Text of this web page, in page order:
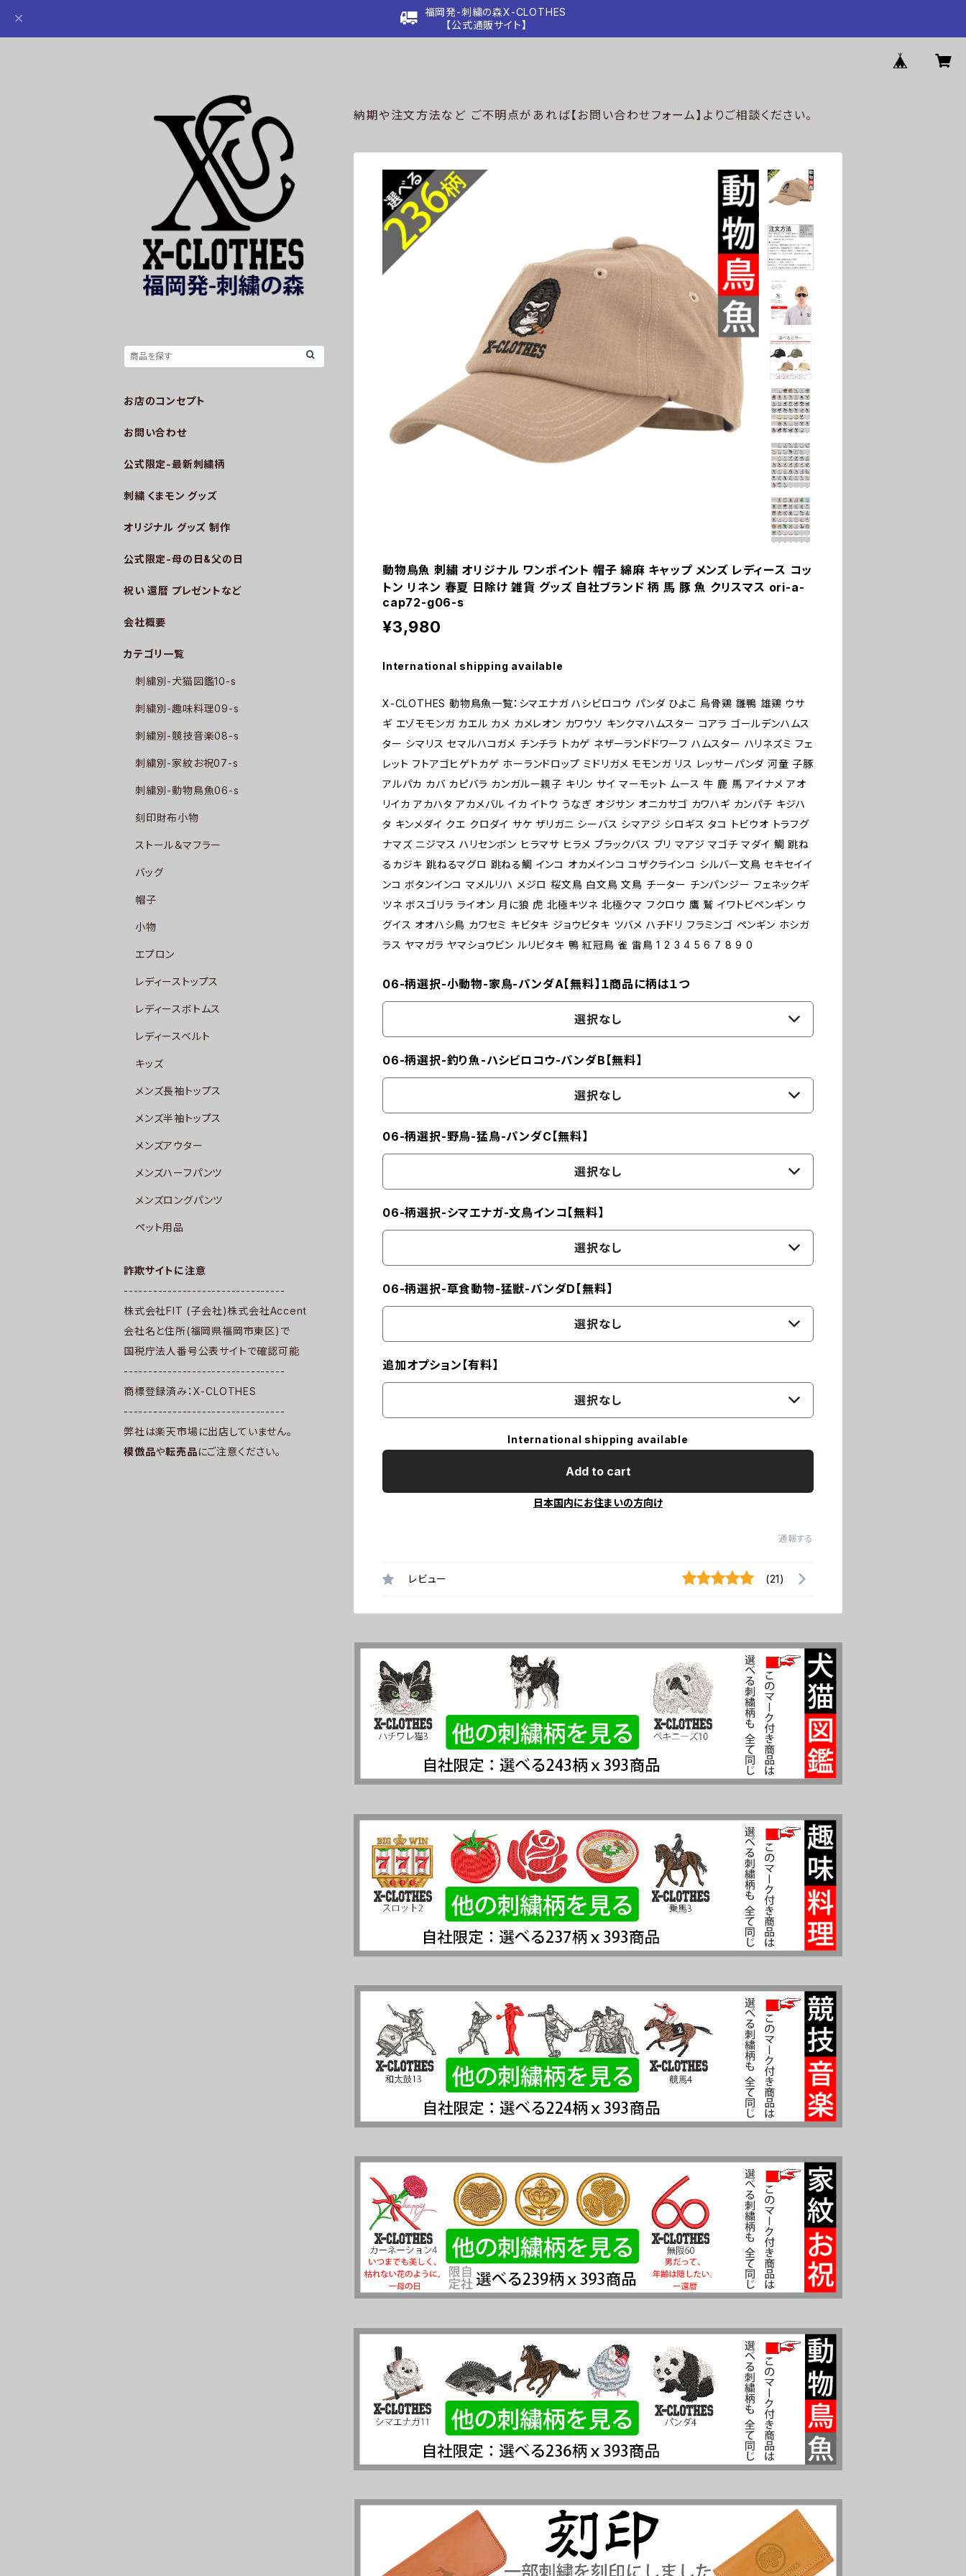
福岡発-刺繍の森X-CLOTHES
【公式通販サイト】
納期や注文方法など ご不明点があれば【お問い合わせフォーム】よりご相談ください。
動物鳥魚 刺繍 オリジナル ワンポイント 帽子 綿麻 キャップ メンズ レディース コッ
トン リネン 春夏 日除け 雑貨 グッズ 自社ブランド 柄 馬 豚 魚 クリスマス ori-a-
cap72-g06-s
¥3,980
International shipping available
X-CLOTHES 動物鳥魚一覧：シマエナガ ハシビロコウ パンダ ひよこ 烏骨鶏 雛鴨 雄鶏 ウサ
ギ エゾモモンガ カエル カメ カメレオン カワウソ キンクマハムスター コアラ ゴールデンハムス
ター シマリス セマルハコガメ チンチラ トカゲ ネザーランドドワーフ ハムスター ハリネズミ フェ
レット フトアゴヒゲトカゲ ホーランドロップ ミドリガメ モモンガ リス レッサーパンダ 河童 子豚
アルパカ カバ カピバラ カンガルー親子 キリン サイ マーモット ムース 牛 鹿 馬 アイナメ アオ
リイカ アカハタ アカメバル イカ イトウ うなぎ オジサン オニカサゴ カワハギ カンパチ キジハ
タ キンメダイ クエ クロダイ サケ ザリガニ シーバス シマアジ シロギス タコ トビウオ トラフグ
ナマズ ニジマス ハリセンボン ヒラマサ ヒラメ ブラックバス ブリ マアジ マゴチ マダイ 鯛 跳ね
るカジキ 跳ねるマグロ 跳ねる鯛 インコ オカメインコ コザクラインコ シルバー文鳥 セキセイイ
ンコ ボタンインコ マメルリハ メジロ 桜文鳥 白文鳥 文鳥 チーター チンパンジー フェネックギ
ツネ ボスゴリラ ライオン 月に狼 虎 北極キツネ 北極クマ フクロウ 鷹 鷲 イワトビペンギン ウ
グイス オオハシ鳥 カワセミ キビタキ ジョウビタキ ツバメ ハチドリ フラミンゴ ペンギン ホシガ
ラス ヤマガラ ヤマショウビン ルリビタキ 鴨 紅冠鳥 雀 雷鳥 1 2 3 4 5 6 7 8 9 0
06-柄選択-小動物-家鳥-パンダA【無料】１商品に柄は１つ
選択なし
06-柄選択-釣り魚-ハシビロコウ-パンダB【無料】
選択なし
06-柄選択-野鳥-猛鳥-パンダC【無料】
選択なし
06-柄選択-シマエナガ-文鳥インコ【無料】
選択なし
06-柄選択-草食動物-猛獣-パンダD【無料】
選択なし
追加オプション【有料】
選択なし
International shipping available
Add to cart
日本国内にお住まいの方向け
通報する
レビュー (21)
お店のコンセプト
お問い合わせ
公式限定-最新刺繍柄
刺繍 くまモン グッズ
オリジナル グッズ 制作
公式限定-母の日&父の日
祝い 還暦 プレゼントなど
会社概要
カテゴリ一覧
刺繍別-犬猫図鑑10-s
刺繍別-趣味料理09-s
刺繍別-競技音楽08-s
刺繍別-家紋お祝07-s
刺繍別-動物鳥魚06-s
刻印財布小物
ストール＆マフラー
バッグ
帽子
小物
エプロン
レディーストップス
レディースボトムス
レディースベルト
キッズ
メンズ長袖トップス
メンズ半袖トップス
メンズアウター
メンズハーフパンツ
メンズロングパンツ
ペット用品
詐欺サイトに注意
---------------------------------
株式会社FIT (子会社)株式会社Accent
会社名と住所(福岡県福岡市東区)で
国税庁法人番号公表サイトで確認可能
---------------------------------
商標登録済み：X-CLOTHES
---------------------------------
弊社は楽天市場に出店していません。
模倣品や転売品にご注意ください。